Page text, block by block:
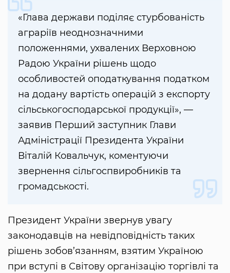
«Глава держави поділяє стурбованість
аграріїв неоднозначними
положеннями, ухвалених Верховною
Радою України рішень щодо
особливостей оподаткування податком
на додану вартість операцій з експорту
сільськогосподарської продукції», —
заявив Перший заступник Глави
Адміністрації Президента України
Віталій Ковальчук, коментуючи
звернення сільгоспвиробників та
громадськості.
Президент України звернув увагу
законодавців на невідповідність таких
рішень зобов’язанням, взятим Україною
при вступі в Світову організацію торгівлі та